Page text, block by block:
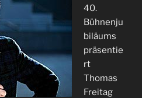
40.
Bühnenju
biläums
präsentie
rt
Thomas
Freitag